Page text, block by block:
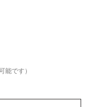
能です）